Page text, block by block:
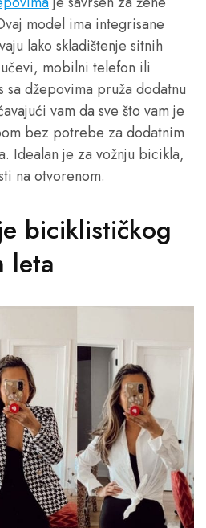
model ima integrisane
lako skladištenje sitnih
mobilni telefon ili
sa džepovima pruža dodatnu
vam da sve što vam je
bez potrebe za dodatnim
Idealan je za vožnju bicikla,
na otvorenom.
biciklističkog
leta